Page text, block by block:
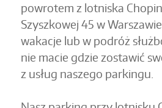
powrotem z lotniska
Szyszkowej 45 w
wakacje lub w podróż
nie macie gdzie zostawić
z usług naszego parkingu.